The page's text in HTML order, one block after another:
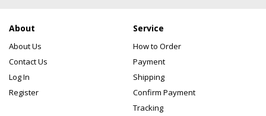
About
About Us
Contact Us
Log In
Register
Service
How to Order
Payment
Shipping
Confirm Payment
Tracking